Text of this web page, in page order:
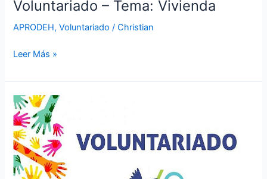
Voluntariado – Tema: Vivienda
APRODEH,Voluntariado /Christian
Leer Más »
Voluntariado
–
Recorrido
Casa
de
la